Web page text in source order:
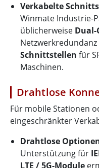
Verkabelte
Winmate Industrie-
üblicherweise
Schnittstellen für
Maschinen.
Drahtlose
Für mobile Stationen
eingeschränkter
Drahtlose
Unterstützung für
LTE / 5G-Module